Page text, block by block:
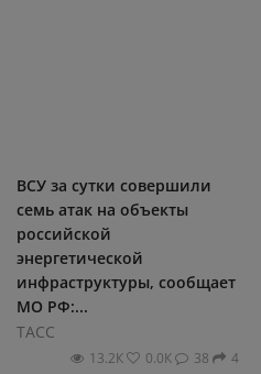
ВСУ за сутки совершили
семь атак на объекты
российской
энергетической
инфраструктуры, сообщает
МО РФ:...
ТАСС
13.2К 0.0К 38 4